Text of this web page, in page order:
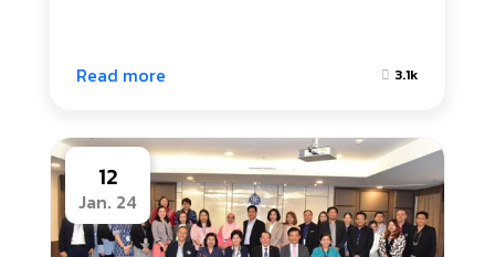
Read more 3.1k
12
Jan. 24